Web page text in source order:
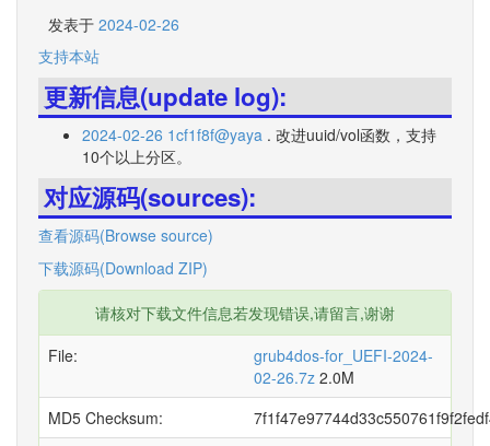
发表于 2024-02-26
支持本站
更新信息(update log):
2024-02-26 1cf1f8f@yaya . 改进uuid/vol函数，支持
10个以上分区。
对应源码(sources):
查看源码(Browse source)
下载源码(Download ZIP)
请核对下载文件信息若发现错误,请留言,谢谢
File:
grub4dos-for_UEFI-2024-
02-26.7z 2.0M
MD5 Checksum: